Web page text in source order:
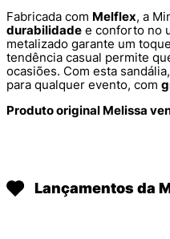
Fabricada com Melflex, a
durabilidade e conforto no
metalizado garante um
tendência casual permite
ocasiões. Com esta
para qualquer evento, com
Produto original Melissa
Lançamentos da